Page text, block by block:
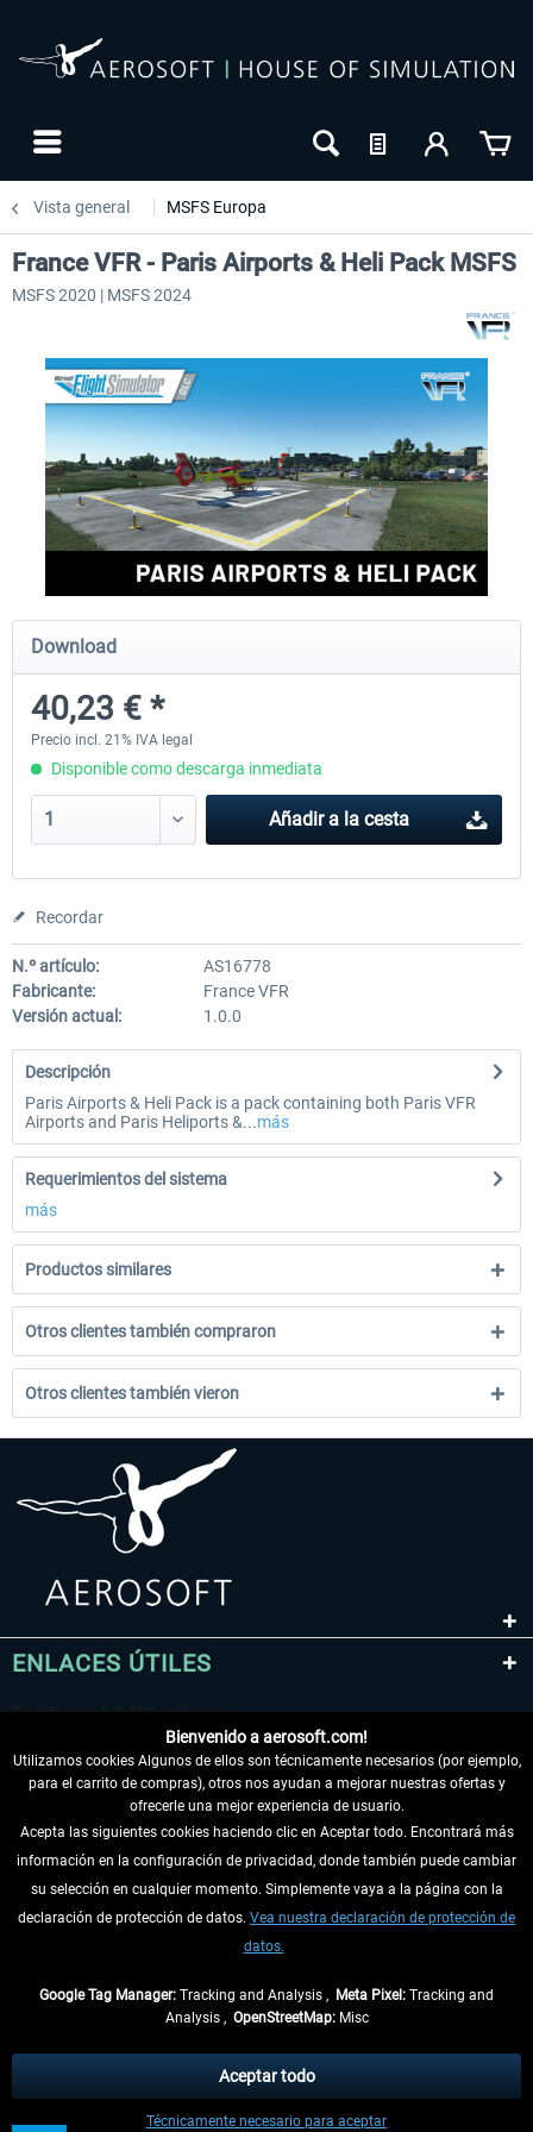
Vista general MSFS Europa
Aerosoft Mega Airport Brussels
25,37 € *
Aerosoft Airport Cologne/
France VFR - Paris Airports & Heli Pack MSFS
MSFS 2020 | MSFS 2024
Download
40,23 € *
Precio incl. 21% IVA legal
Disponible como descarga inmediata
Añadir a la cesta
Recordar
N.º artículo:
AS16778
Fabricante:
France VFR
Versión actual:
1.0.0
Descripción
Paris Airports & Heli Pack is a pack containing both Paris VFR
Airports and Paris Heliports &...más
Requerimientos del sistema
más
Productos similares
Otros clientes también compraron
Otros clientes también vieron
ENLACES ÚTILES
DESISTIR DEL CONTRATO
INFORMACIÓN
tasas de recepción si no se describe lo contrario
** De aplicación a envíos dentro de Alemania. Los plazos de envío para los
Bienvenido a aerosoft.com!
Utilizamos cookies Algunos de ellos son técnicamente necesarios (por ejemplo,
para el carrito de compras), otros nos ayudan a mejorar nuestras ofertas y
ofrecerle una mejor experiencia de usuario.
Acepta las siguientes cookies haciendo clic en Aceptar todo. Encontrará más
información en la configuración de privacidad, donde también puede cambiar
su selección en cualquier momento. Simplemente vaya a la página con la
declaración de protección de datos. Vea nuestra declaración de protección de
datos.
Google Tag Manager: Tracking and Analysis , Meta Pixel: Tracking and
Analysis , OpenStreetMap:Misc
Técnicamente necesario para aceptar
Aceptar todo